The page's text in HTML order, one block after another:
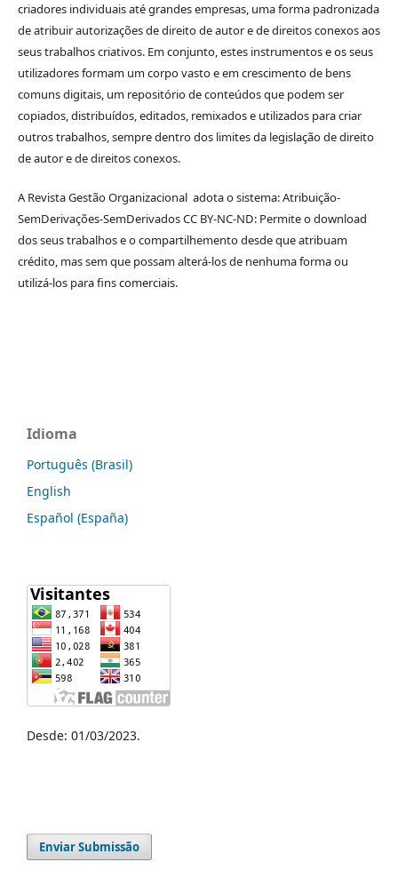
criadores individuais até grandes empresas, uma forma padronizada
de atribuir autorizações de direito de autor e de direitos conexos aos
seus trabalhos criativos. Em conjunto, estes instrumentos e os seus
utilizadores formam um corpo vasto e em crescimento de bens
comuns digitais, um repositório de conteúdos que podem ser
copiados, distribuídos, editados, remixados e utilizados para criar
outros trabalhos, sempre dentro dos limites da legislação de direito
de autor e de direitos conexos.
A Revista Gestão Organizacional adota o sistema: Atribuição-
SemDerivações-SemDerivados CC BY-NC-ND: Permite o download
dos seus trabalhos e o compartilhemento desde que atribuam
crédito, mas sem que possam alterá-los de nenhuma forma ou
utilizá-los para fins comerciais.
Idioma
Português (Brasil)
English
Español (España)
Desde: 01/03/2023.
Enviar Submissão